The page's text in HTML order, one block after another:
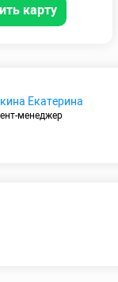
карту
Екатерина
менеджер